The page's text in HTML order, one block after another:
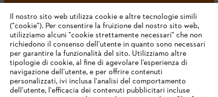
#STIHL
L’azienda
Il nostro sito web utilizza cookie e altre tecnologie simili
("cookie"). Per consentire la fruizione del nostro sito web,
utilizziamo alcuni "cookie strettamente necessari" che non
richiedono il consenso dell’utente in quanto sono necessari
per garantire la funzionalità del sito. Utilizziamo altre
tipologie di cookie, al fine di agevolare l’esperienza di
navigazione dell’utente, e per offrire contenuti
personalizzati, ivi inclusa l'analisi del comportamento
dell’utente, l'efficacia dei contenuti pubblicitari incluse